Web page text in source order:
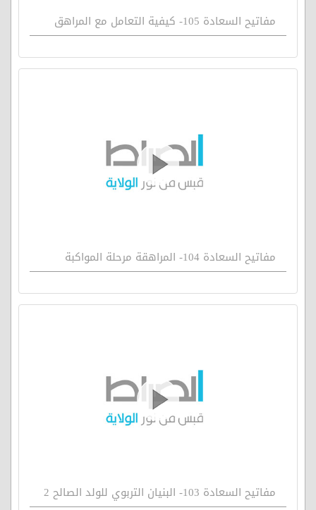
مفاتيح السعادة 105- كيفية التعامل مع المراهق
مفاتيح السعادة 104- المراهقة مرحلة المواكبة
مفاتيح السعادة 103- البنيان التربوي للولد الصالح 2